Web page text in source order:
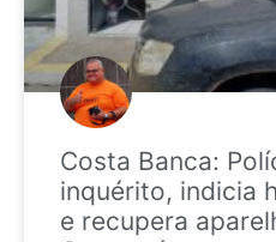
Costa Banca:
inquérito, indicia
e recupera